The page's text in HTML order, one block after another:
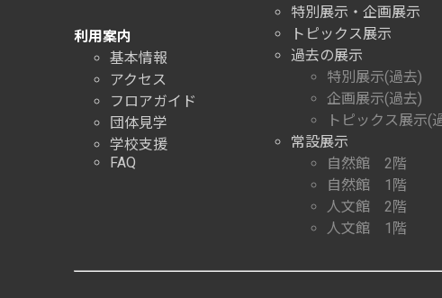
利用案内
基本情報
アクセス
フロアガイド
団体見学
学校支援
FAQ
特別展示・企画展示
トピックス展示
過去の展示
特別展示(過去)
企画展示(過去)
トピックス展示(
常設展示
自然館 2階
自然館 1階
人文館 2階
人文館 1階